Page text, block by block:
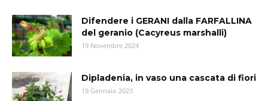
Difendere i GERANI dalla FARFALLINA
del geranio (Cacyreus marshalli)
19 Novembre 2024
Dipladenia, in vaso una cascata di fiori
19 Gennaio 2023